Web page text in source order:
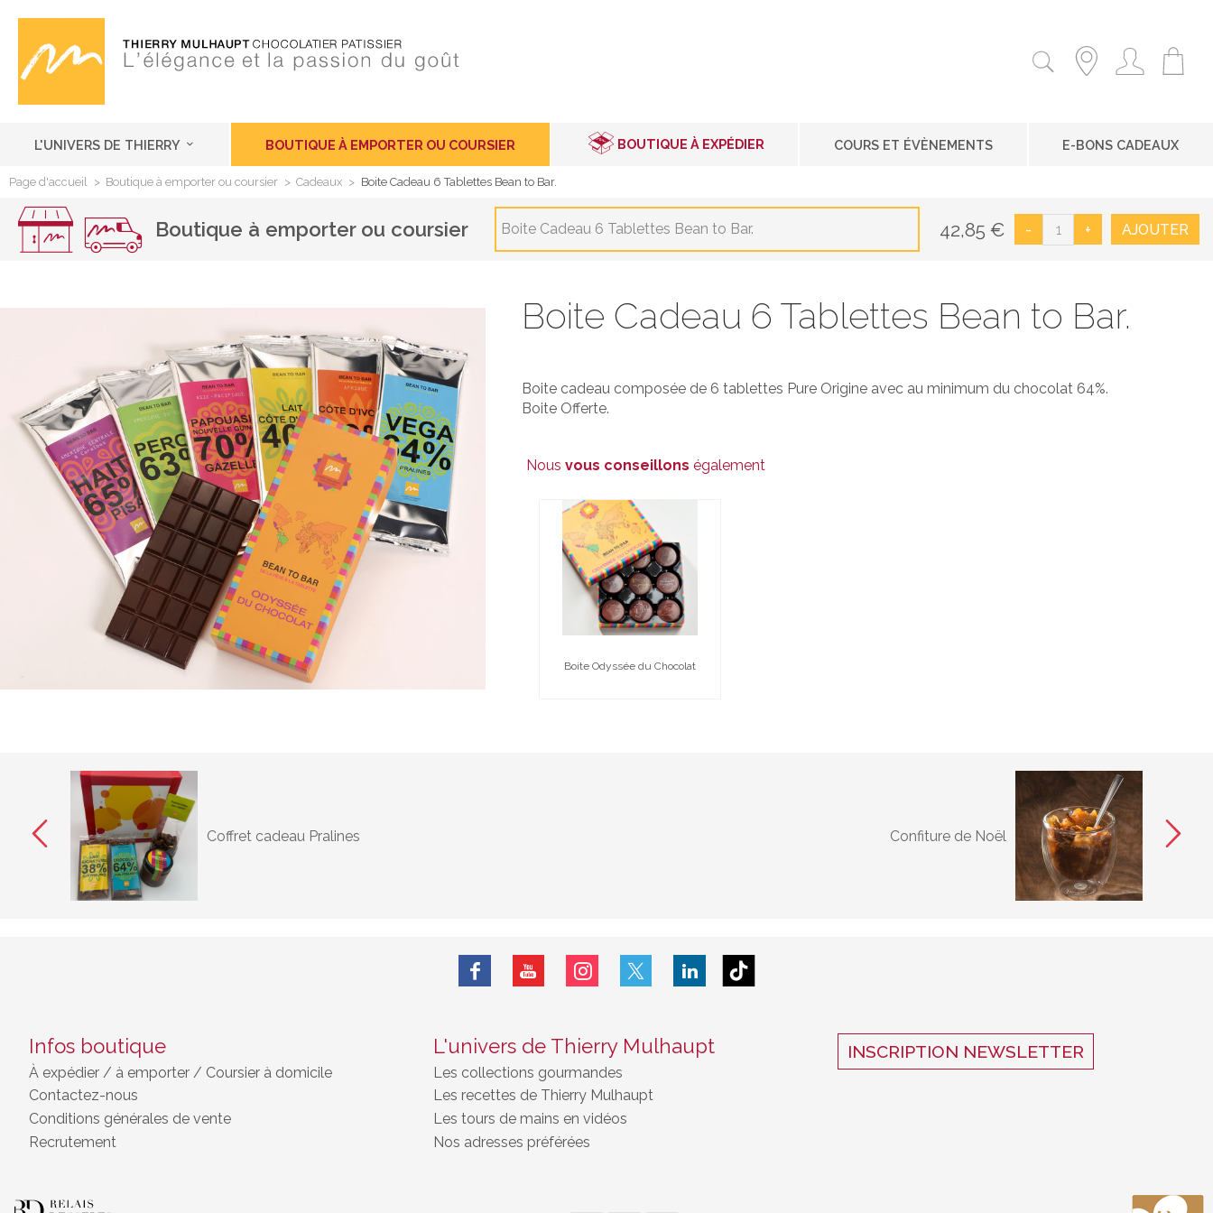
L'UNIVERS DE THIERRY BOUTIQUE À EMPORTER OU COURSIER BOUTIQUE À EXPÉDIER COURS ET ÉVÈNEMENTS E-BONS CADEAUX
Page d'accueil > Boutique à emporter ou coursier > Cadeaux > Boite Cadeau 6 Tablettes Bean to Bar.
Boutique à emporter ou coursier Boite Cadeau 6 Tablettes Bean to Bar. 42,85 € - + AJOUTER
Boite Cadeau 6 Tablettes Bean to Bar.
Boite cadeau composée de 6 tablettes Pure Origine avec au minimum du chocolat 64%.
Boite Offerte.
Nous vous conseillons également
Boite Odyssée du Chocolat
Coffret cadeau Pralines Confiture de Noël
Infos boutique
À expédier / à emporter / Coursier à domicile
Contactez-nous
Conditions générales de vente
Recrutement
L'univers de Thierry Mulhaupt
Les collections gourmandes
Les recettes de Thierry Mulhaupt
Les tours de mains en vidéos
Nos adresses préférées
INSCRIPTION NEWSLETTER